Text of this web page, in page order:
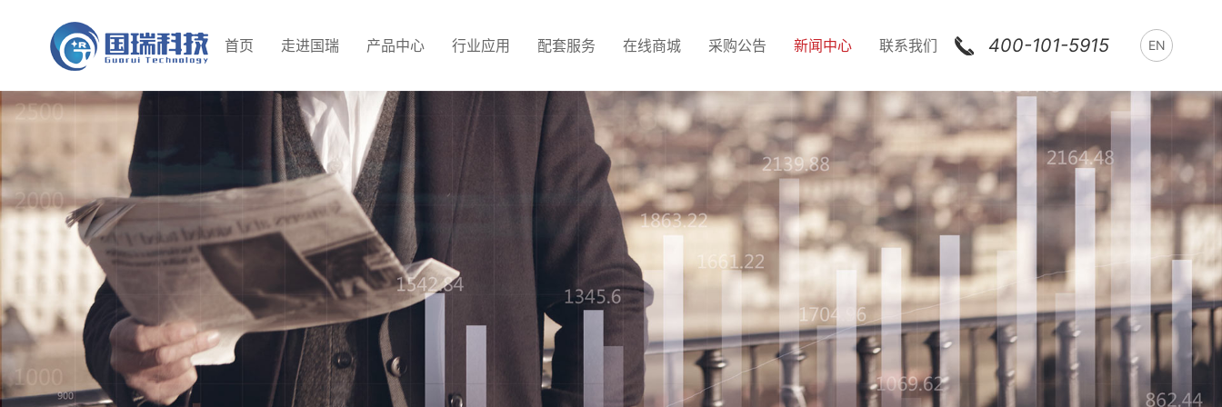
首页 走进国瑞 产品中心 行业应用 配套服务 在线商城 采购公告 新闻中心 联系我们 400-101-5915 EN